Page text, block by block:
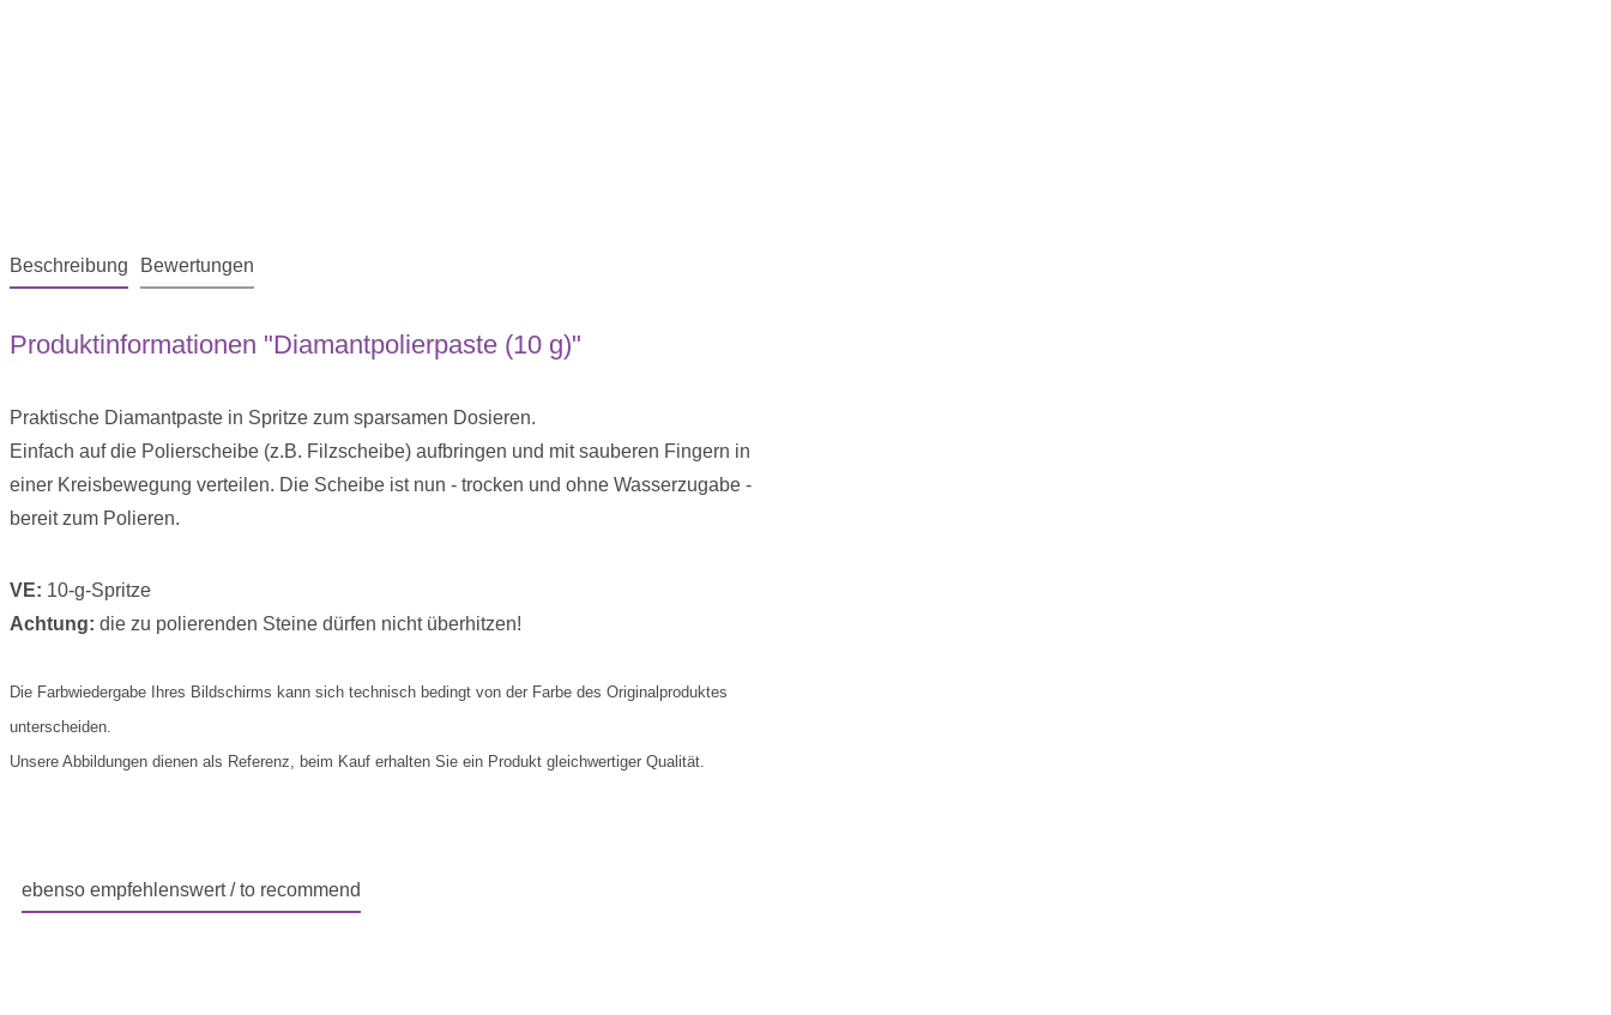
Beschreibung Bewertungen
Produktinformationen "Diamantpolierpaste (10 g)"
Praktische Diamantpaste in Spritze zum sparsamen Dosieren.
Einfach auf die Polierscheibe (z.B. Filzscheibe) aufbringen und mit sauberen Fingern in
einer Kreisbewegung verteilen. Die Scheibe ist nun - trocken und ohne Wasserzugabe -
bereit zum Polieren.
VE: 10-g-Spritze
Achtung: die zu polierenden Steine dürfen nicht überhitzen!
Die Farbwiedergabe Ihres Bildschirms kann sich technisch bedingt von der Farbe des Originalproduktes
unterscheiden.
Unsere Abbildungen dienen als Referenz, beim Kauf erhalten Sie ein Produkt gleichwertiger Qualität.
ebenso empfehlenswert / to recommend